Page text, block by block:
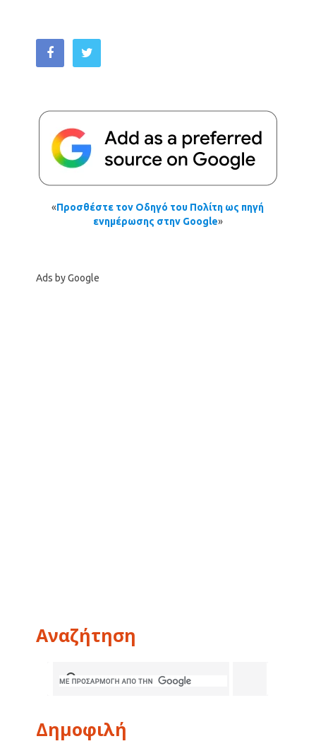
«Προσθέστε τον Οδηγό του Πολίτη ως πηγή
ενημέρωσης στην Google»
Ads by Google
Αναζήτηση
Δημοφιλή